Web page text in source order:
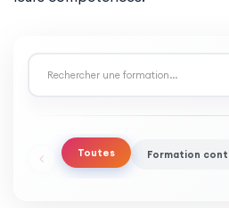
Toutes Formation